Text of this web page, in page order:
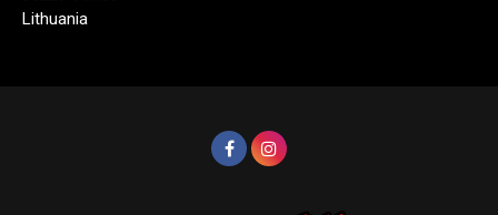
Lithuania